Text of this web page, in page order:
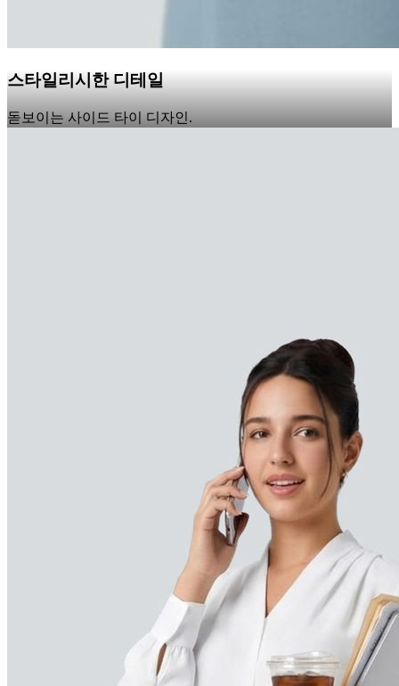
스타일리시한 디테일
돋보이는 사이드 타이 디자인.